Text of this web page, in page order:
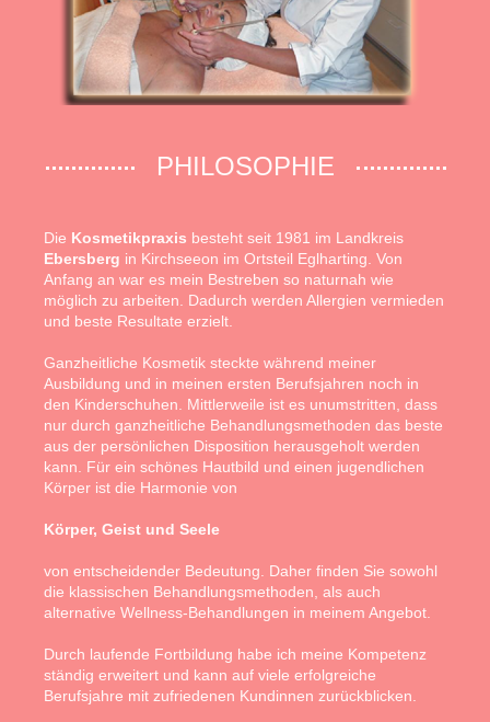
PHILOSOPHIE
Die Kosmetikpraxis besteht seit 1981 im Landkreis
Ebersberg in Kirchseeon im Ortsteil Eglharting. Von
Anfang an war es mein Bestreben so naturnah wie
möglich zu arbeiten. Dadurch werden Allergien vermieden
und beste Resultate erzielt.
Ganzheitliche Kosmetik steckte während meiner
Ausbildung und in meinen ersten Berufsjahren noch in
den Kinderschuhen. Mittlerweile ist es unumstritten, dass
nur durch ganzheitliche Behandlungsmethoden das beste
aus der persönlichen Disposition herausgeholt werden
kann. Für ein schönes Hautbild und einen jugendlichen
Körper ist die Harmonie von
Körper, Geist und Seele
von entscheidender Bedeutung. Daher finden Sie sowohl
die klassischen Behandlungsmethoden, als auch
alternative Wellness-Behandlungen in meinem Angebot.
Durch laufende Fortbildung habe ich meine Kompetenz
ständig erweitert und kann auf viele erfolgreiche
Berufsjahre mit zufriedenen Kundinnen zurückblicken.